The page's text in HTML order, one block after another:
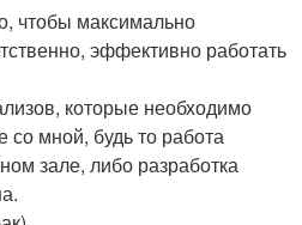
чтобы максимально
эффективно работать
которые необходимо
со мной, будь то работа
зале, либо разработка